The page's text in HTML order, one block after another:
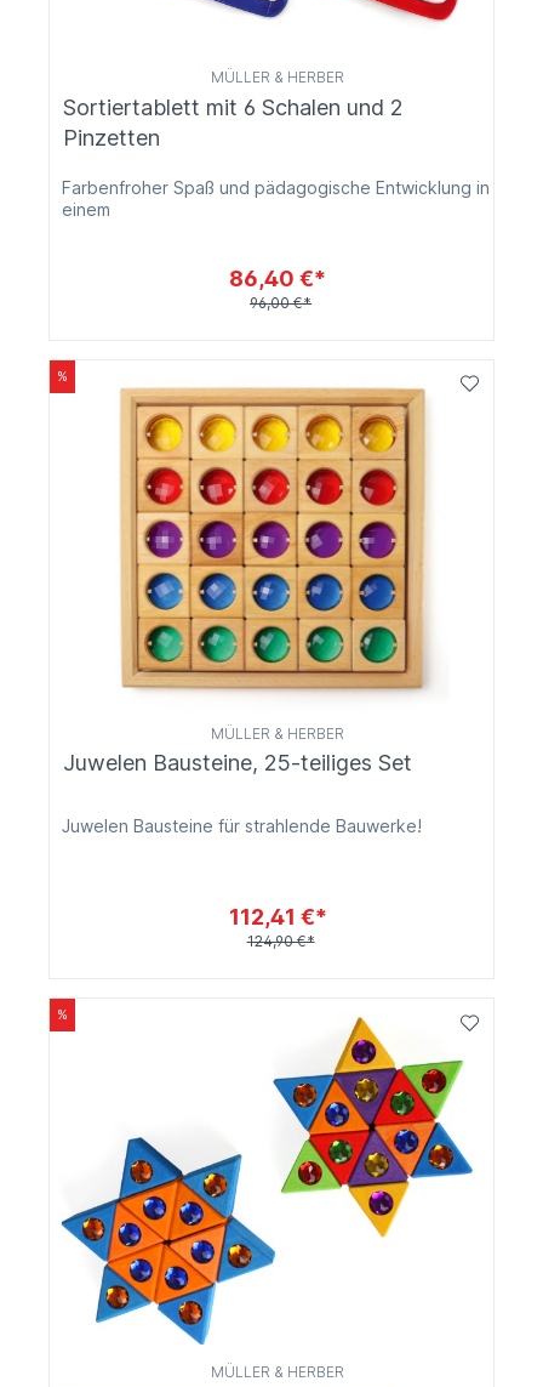
MÜLLER & HERBER
Sortiertablett mit 6 Schalen und 2
Pinzetten
Farbenfroher Spaß und pädagogische Entwicklung in
einem
86,40 €*
96,00 €*
%
MÜLLER & HERBER
Juwelen Bausteine, 25-teiliges Set
Juwelen Bausteine für strahlende Bauwerke!
112,41 €*
124,90 €*
%
MÜLLER & HERBER